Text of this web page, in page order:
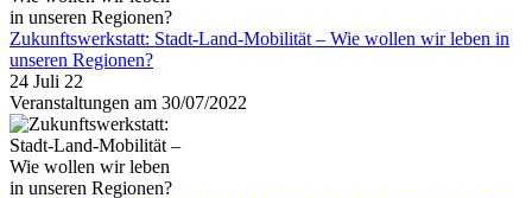
Zukunftswerkstatt: Stadt-Land-Mobilität – Wie wollen wir leben in
unseren Regionen?
24 Juli 22
Veranstaltungen am 30/07/2022